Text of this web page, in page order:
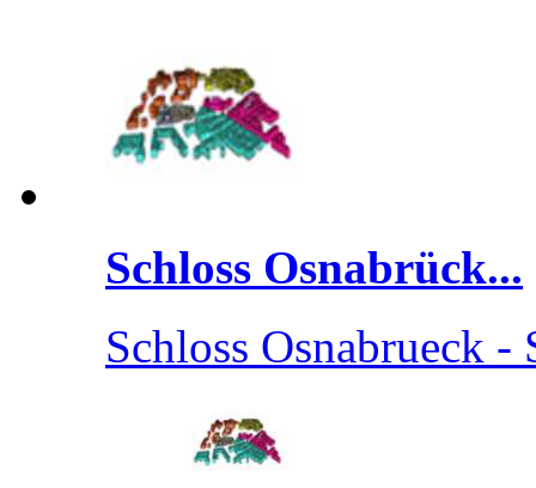
Schloss Osnabrück...
Schloss Osnabrueck